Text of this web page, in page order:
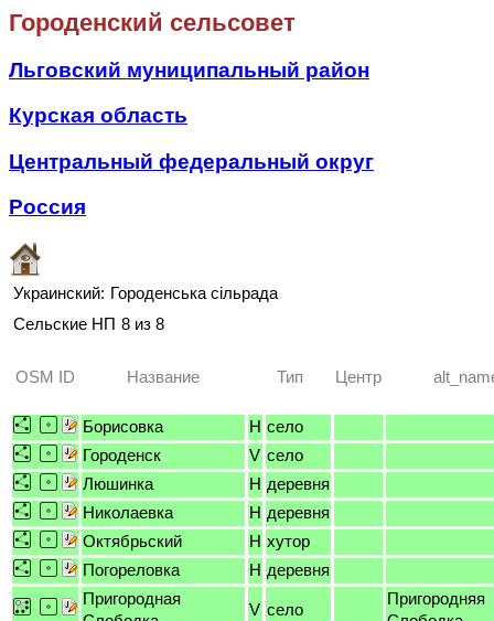
Городенский сельсовет
Льговский муниципальный район
Курская область
Центральный федеральный округ
Россия
Украинский: Городенська сільрада
Сельские НП 8 из 8
OSM ID Название Тип Центр
Борисовка H село
Городенск
V село
Люшинка
H деревня
Николаевка
H деревня
Октябрьский
H хутор
Погореловка
H деревня
Пригородная
V село
Пригородняя